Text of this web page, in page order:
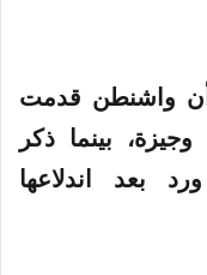
أن واشنطن قدمت
بينما ذكر
بعد اندلاعها